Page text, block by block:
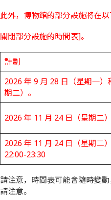
此外，博物館的部分設施將在以
關閉部分設施的時間表]。
計劃
2026 年 9 月 28 日（星期一）
期二）。
2026 年 11 月 24 日（星期二）
2026 年 11 月 24 日（星期二）
22:00-23:30
請注意，時間表可能會隨時變動
請注意。